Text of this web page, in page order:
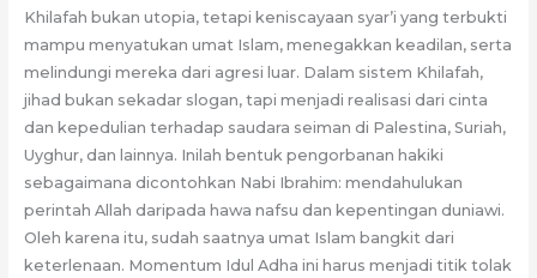
Khilafah bukan utopia, tetapi keniscayaan syar’i yang terbukti
mampu menyatukan umat Islam, menegakkan keadilan, serta
melindungi mereka dari agresi luar. Dalam sistem Khilafah,
jihad bukan sekadar slogan, tapi menjadi realisasi dari cinta
dan kepedulian terhadap saudara seiman di Palestina, Suriah,
Uyghur, dan lainnya. Inilah bentuk pengorbanan hakiki
sebagaimana dicontohkan Nabi Ibrahim: mendahulukan
perintah Allah daripada hawa nafsu dan kepentingan duniawi.
Oleh karena itu, sudah saatnya umat Islam bangkit dari
keterlenaan. Momentum Idul Adha ini harus menjadi titik tolak